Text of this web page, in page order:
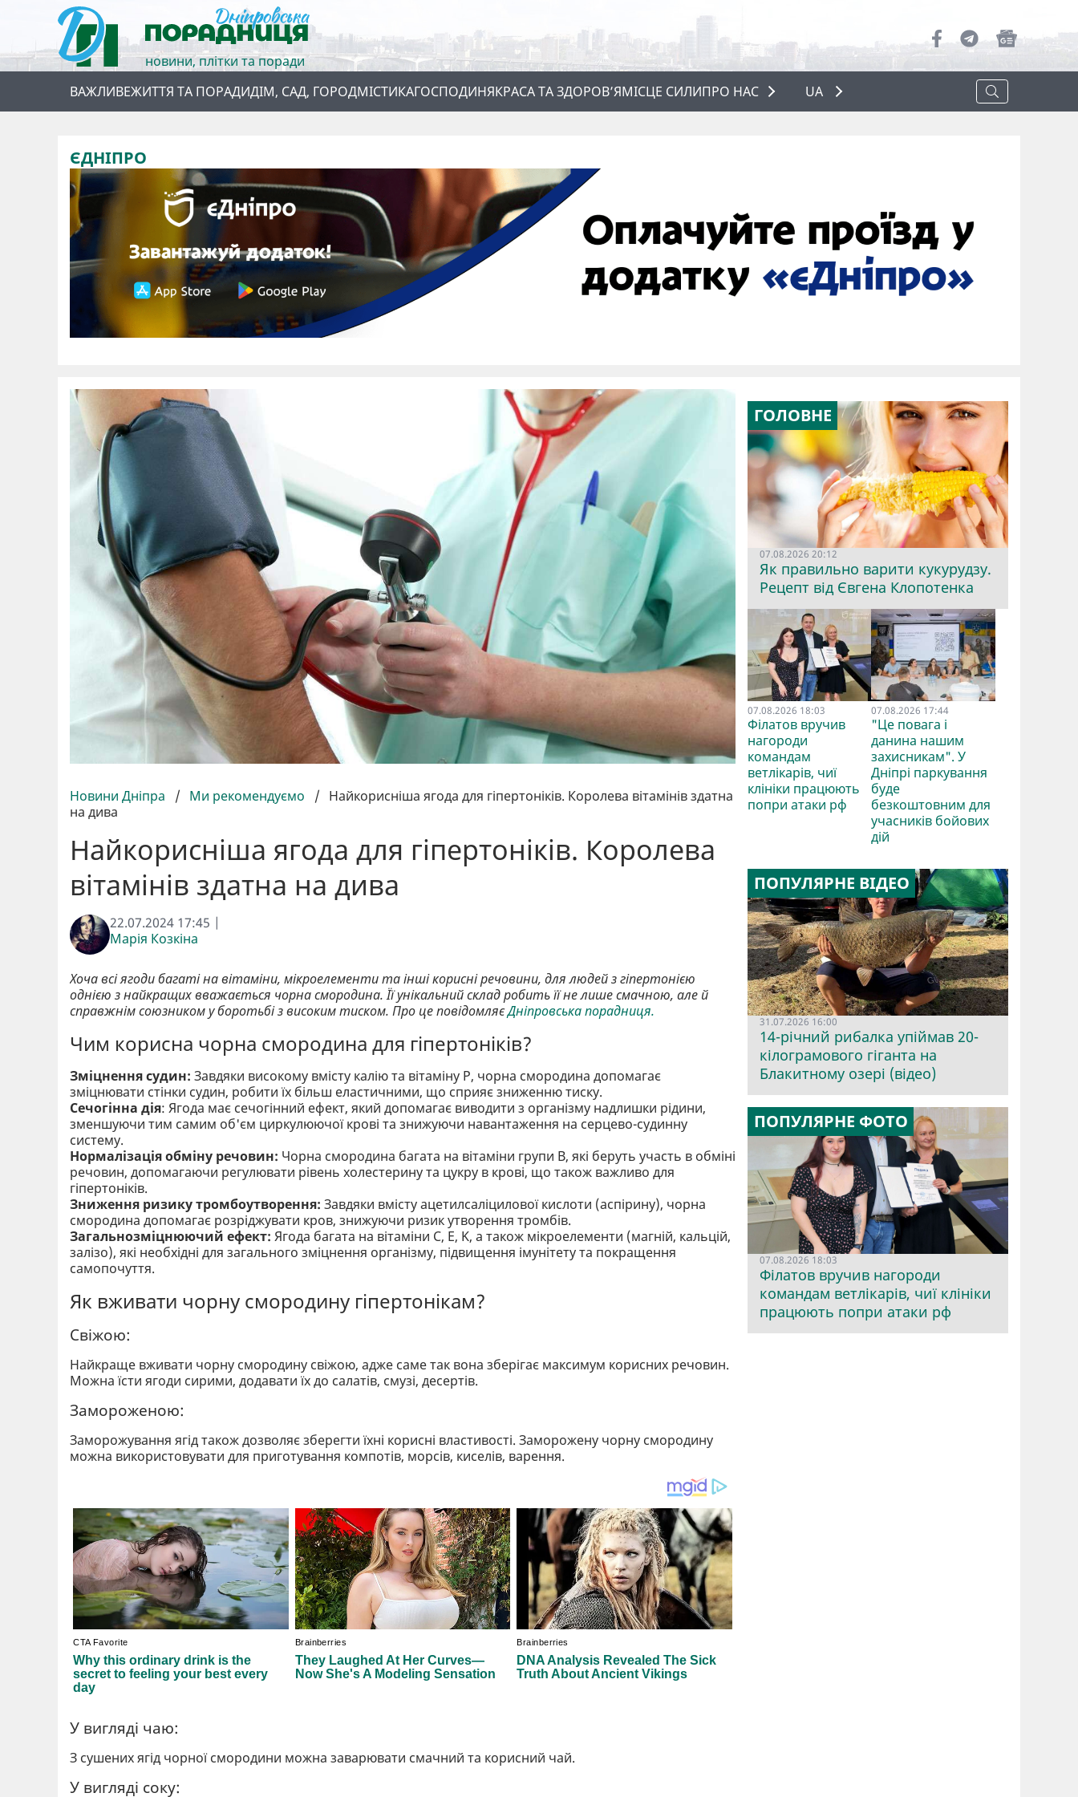
новини, плітки та поради
ВАЖЛИВЕЖИТТЯ ТА ПОРАДИДІМ, САД, ГОРОДМІСТИКАГОСПОДИНЯКРАСА ТА ЗДОРОВ’ЯМІСЦЕ СИЛИПРО НАС
ПРО НАС
UA
ЄДНІПРО
Новини Дніпра / Ми рекомендуємо / Найкорисніша ягода для гіпертоніків. Королева вітамінів здатна
на дива
Найкорисніша ягода для гіпертоніків. Королева
вітамінів здатна на дива
22.07.2024 17:45 |
Марія Козкіна
Хоча всі ягоди багаті на вітаміни, мікроелементи та інші корисні речовини, для людей з гіпертонією
однією з найкращих вважається чорна смородина. Її унікальний склад робить її не лише смачною, але й
справжнім союзником у боротьбі з високим тиском. Про це повідомляєДніпровська порадниця.
Чим корисна чорна смородина для гіпертоніків?
Зміцнення судин: Завдяки високому вмісту калію та вітаміну P, чорна смородина допомагає
зміцнювати стінки судин, робити їх більш еластичними, що сприяє зниженню тиску.
Сечогінна дія: Ягода має сечогінний ефект, який допомагає виводити з організму надлишки рідини,
зменшуючи тим самим об'єм циркулюючої крові та знижуючи навантаження на серцево-судинну
систему.
Нормалізація обміну речовин: Чорна смородина багата на вітаміни групи B, які беруть участь в обміні
речовин, допомагаючи регулювати рівень холестерину та цукру в крові, що також важливо для
гіпертоніків.
Зниження ризику тромбоутворення: Завдяки вмісту ацетилсаліцилової кислоти (аспірину), чорна
смородина допомагає розріджувати кров, знижуючи ризик утворення тромбів.
Загальнозміцнюючий ефект: Ягода багата на вітаміни C, E, K, а також мікроелементи (магній, кальцій,
залізо), які необхідні для загального зміцнення організму, підвищення імунітету та покращення
самопочуття.
Як вживати чорну смородину гіпертонікам?
Свіжою:
Найкраще вживати чорну смородину свіжою, адже саме так вона зберігає максимум корисних речовин.
Можна їсти ягоди сирими, додавати їх до салатів, смузі, десертів.
Замороженою:
Заморожування ягід також дозволяє зберегти їхні корисні властивості. Заморожену чорну смородину
можна використовувати для приготування компотів, морсів, киселів, варення.
У вигляді чаю:
З сушених ягід чорної смородини можна заварювати смачний та корисний чай.
У вигляді соку:
ГОЛОВНЕ
07.08.2026 20:12
Як правильно варити кукурудзу.
Рецепт від Євгена Клопотенка
07.08.2026 18:03
Філатов вручив
нагороди
командам
ветлікарів, чиї
клініки працюють
попри атаки рф
07.08.2026 17:44
"Це повага і
данина нашим
захисникам". У
Дніпрі паркування
буде
безкоштовним для
учасників бойових
дій
ПОПУЛЯРНЕ ВІДЕО
31.07.2026 16:00
14-річний рибалка упіймав 20-
кілограмового гіганта на
Блакитному озері (відео)
ПОПУЛЯРНЕ ФОТО
07.08.2026 18:03
Філатов вручив нагороди
командам ветлікарів, чиї клініки
працюють попри атаки рф